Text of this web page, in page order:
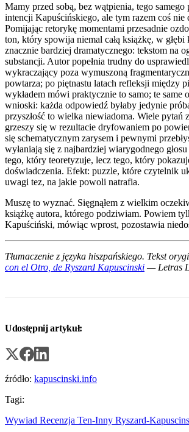
Mamy przed sobą, bez wątpienia, tego samego
intencji Kapuścińskiego, ale tym razem coś nie
Pomijając retorykę momentami przesadnie
ton, który spowija niemal całą książkę, w głębi
znacznie bardziej dramatycznego: tekstom na
substancji. Autor popełnia trudny do
wykraczający poza wymuszoną
powtarza; po piętnastu latach refleksji między
wykładem mówi praktycznie to samo; te same
wnioski: każda odpowiedź byłaby jedynie
przyszłość to wielka niewiadoma. Wiele pytań
grzeszy się w rezultacie dryfowaniem po
się schematycznym zarysem i pewnymi
wyłaniają się z najbardziej wiarygodnego
tego, który teoretyzuje, lecz tego, który
doświadczenia. Efekt: puzzle, które czytelnik
uwagi tez, na jakie powoli natrafia.
Muszę to wyznać. Sięgnąłem z wielkim
książkę autora, którego podziwiam. Powiem
Kapuściński, mówiąc wprost, pozostawia
Tłumaczenie z języka hiszpańskiego. Tekst
con el Otro, de Ryszard Kapuscinski — Letras
Udostępnij artykuł:
źródło: kapuscinski.info
Tagi:
Wywiad Recenzja Ten-Inny Ryszard-